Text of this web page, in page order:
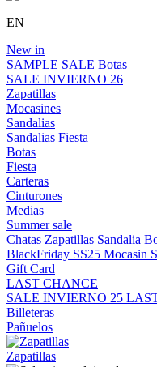
EN
New in
SAMPLE SALE Botas
SALE INVIERNO 26
Zapatillas
Mocasines
Sandalias
Sandalias Fiesta
Botas
Fiesta
Carteras
Cinturones
Medias
Summer sale
Chatas Zapatillas Sandalia
BlackFriday SS25 Mocasin
Gift Card
LAST CHANCE
SALE INVIERNO 25
Billeteras
Pañuelos
Zapatillas